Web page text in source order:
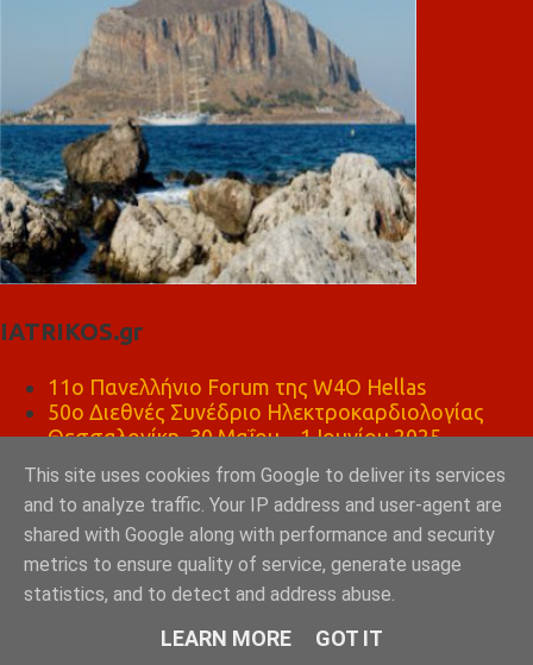
IATRIKOS.gr
11ο Πανελλήνιο Forum της W4O Hellas
50ο Διεθνές Συνέδριο Ηλεκτροκαρδιολογίας
Θεσσαλονίκη, 30 Μαΐου – 1 Ιουνίου 2025
Το πιάτο της υγιεινής διατροφής
Χρήση εξωτερικού αυτόματου απινιδωτή
Πώς να σώσεις ένα ΠΑΙΔΙ σε καρδιακή ανακοπή;
Paediatric BLS
ΨΗΣΤΑΡΙΑ ΚΑΦΕ ΛΕΩΝΙΔΑΣ ΣΠΑΡΤΗ
This site uses cookies from Google to deliver its services
and to analyze traffic. Your IP address and user-agent are
shared with Google along with performance and security
metrics to ensure quality of service, generate usage
statistics, and to detect and address abuse.
LEARN MORE GOT IT